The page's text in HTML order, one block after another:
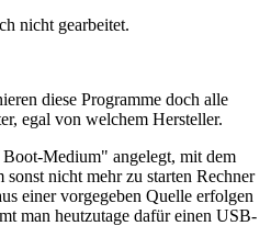
nicht gearbeitet.
diese Programme doch alle
egal von welchem Hersteller.
Medium" angelegt, mit dem
sonst nicht mehr zu starten Rechner
einer vorgegeben Quelle erfolgen
man heutzutage dafür einen USB-